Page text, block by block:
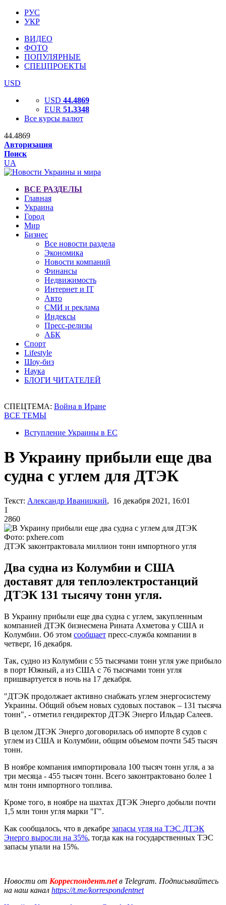
РУС
УКР
ВИДЕО
ФОТО
ПОПУЛЯРНЫЕ
СПЕЦПРОЕКТЫ
USD
USD 44.4869
EUR 51.3348
Все курсы валют
44.4869
Авторизация
Поиск
UA
ВСЕ РАЗДЕЛЫ
Главная
Украина
Город
Мир
Бизнес
Все новости раздела
Экономика
Новости компаний
Финансы
Недвижимость
Интернет и IT
Авто
СМИ и реклама
Индексы
Пресс-релизы
АБК
Спорт
Lifestyle
Шоу-биз
Наука
БЛОГИ ЧИТАТЕЛЕЙ
СПЕЦТЕМА: Война в Иране
ВСЕ ТЕМЫ
Вступление Украины в ЕС
В Украину прибыли еще два
судна с углем для ДТЭК
Текст: Александр Иваницкий, 16 декабря 2021, 16:01
1
2860
Фото: pxhere.com
ДТЭК законтрактовала миллион тонн импортного угля
Два судна из Колумбии и США
доставят для теплоэлектростанций
ДТЭК 131 тысячу тонн угля.
В Украину прибыли еще два судна с углем, закупленным
компанией ДТЭК бизнесмена Рината Ахметова у США и
Колумбии. Об этом сообщает пресс-служба компании в
четверг, 16 декабря.
Так, судно из Колумбии с 55 тысячами тонн угля уже прибыло
в порт Южный, а из США с 76 тысячами тонн угля
пришвартуется в ночь на 17 декабря.
"ДТЭК продолжает активно снабжать углем энергосистему
Украины. Общий объем новых судовых поставок – 131 тысяча
тонн", - отметил гендиректор ДТЭК Энерго Ильдар Салеев.
В целом ДТЭК Энерго договорилась об импорте 8 судов с
углем из США и Колумбии, общим объемом почти 545 тысяч
тонн.
В ноябре компания импортировала 100 тысяч тонн угля, а за
три месяца - 455 тысяч тонн. Всего законтрактовано более 1
млн тонн импортного топлива.
Кроме того, в ноябре на шахтах ДТЭК Энерго добыли почти
1,5 млн тонн угля марки "Г".
Как сообщалось, что в декабре запасы угля на ТЭС ДТЭК
Энерго выросли на 35%, тогда как на государственных ТЭС
запасы упали на 15%.
Новости от Корреспондент.netв Telegram. Подписывайтесь
на наш канал https://t.me/korrespondentnet